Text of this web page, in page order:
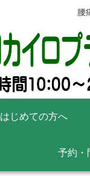
腰
はじめての方へ
予約・